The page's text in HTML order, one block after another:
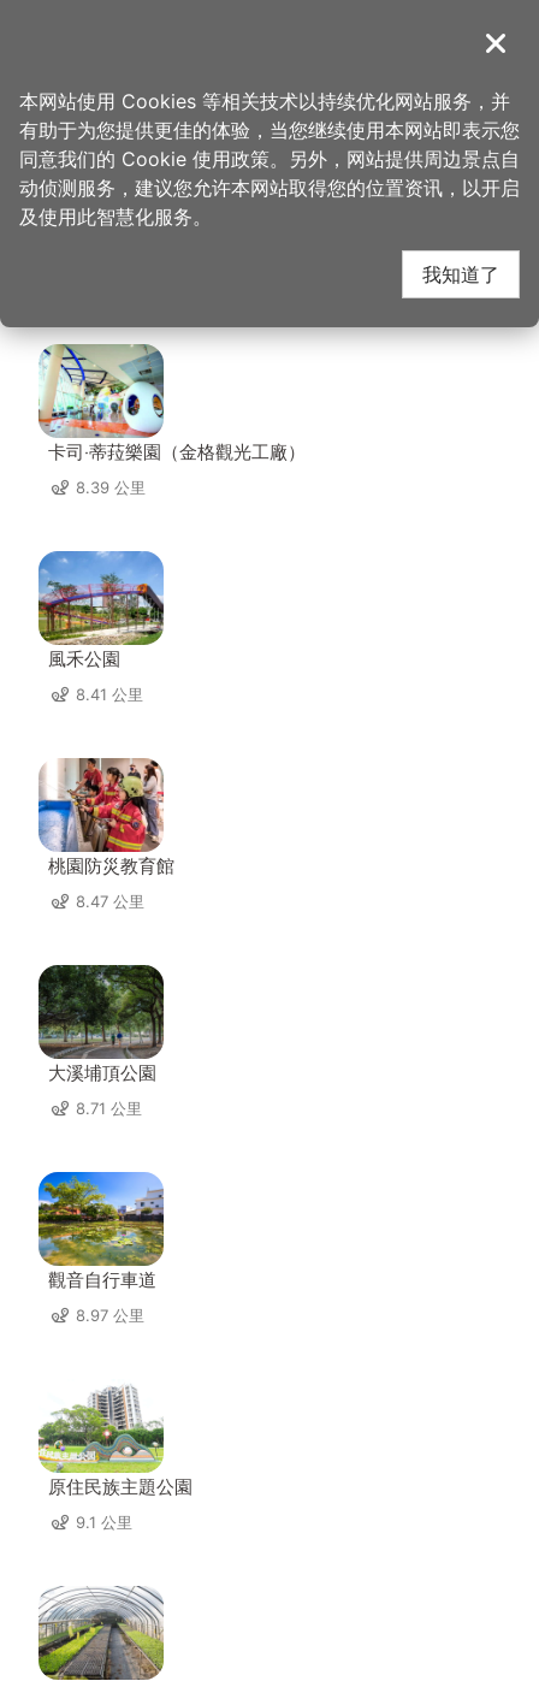
導覽
首页 > 想去的地方 > 住宿 > 六星旅馆(中坜馆)
六星旅馆(中坜馆) 周边
景点
卡司‧蒂菈樂園（金格觀光工廠）
8.39 公里
風禾公園
8.41 公里
桃園防災教育館
8.47 公里
大溪埔頂公園
8.71 公里
觀音自行車道
8.97 公里
原住民族主題公園
9.1 公里
关闭
本网站使用 Cookies 等相关技术以持续优化网站服务，并
有助于为您提供更佳的体验，当您继续使用本网站即表示您
同意我们的 Cookie 使用政策。另外，网站提供周边景点自
动侦测服务，建议您允许本网站取得您的位置资讯，以开启
及使用此智慧化服务。
我知道了